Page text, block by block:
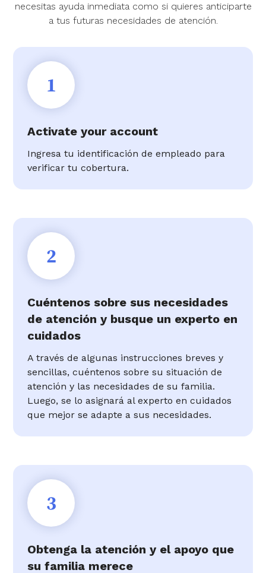
necesitas ayuda inmediata como si quieres anticiparte
a tus futuras necesidades de atención.
1
Activate your account
Ingresa tu identificación de empleado para
verificar tu cobertura.
2
Cuéntenos sobre sus necesidades
de atención y busque un experto en
cuidados
A través de algunas instrucciones breves y
sencillas, cuéntenos sobre su situación de
atención y las necesidades de su familia.
Luego, se lo asignará al experto en cuidados
que mejor se adapte a sus necesidades.
3
Obtenga la atención y el apoyo que
su familia merece